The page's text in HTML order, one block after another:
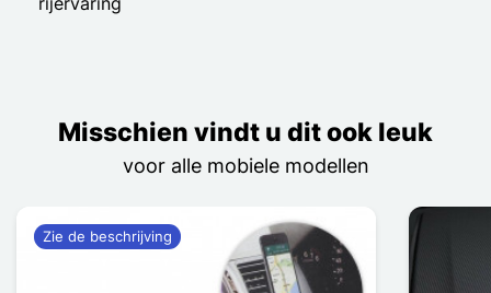
Misschien vindt u dit ook leuk
voor alle mobiele modellen
Zie de beschrijving